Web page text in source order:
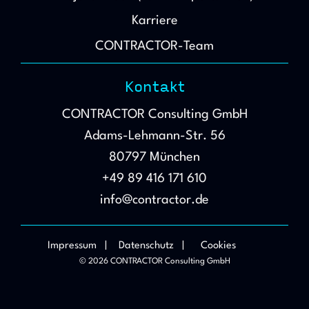
Karriere
CONTRACTOR-Team
Kontakt
CONTRACTOR Consulting GmbH
Adams-Lehmann-Str. 56
80797 München
+49 89 416 171 610
info@contractor.de
Impressum | Datenschutz | Cookies
© 2026 CONTRACTOR Consulting GmbH